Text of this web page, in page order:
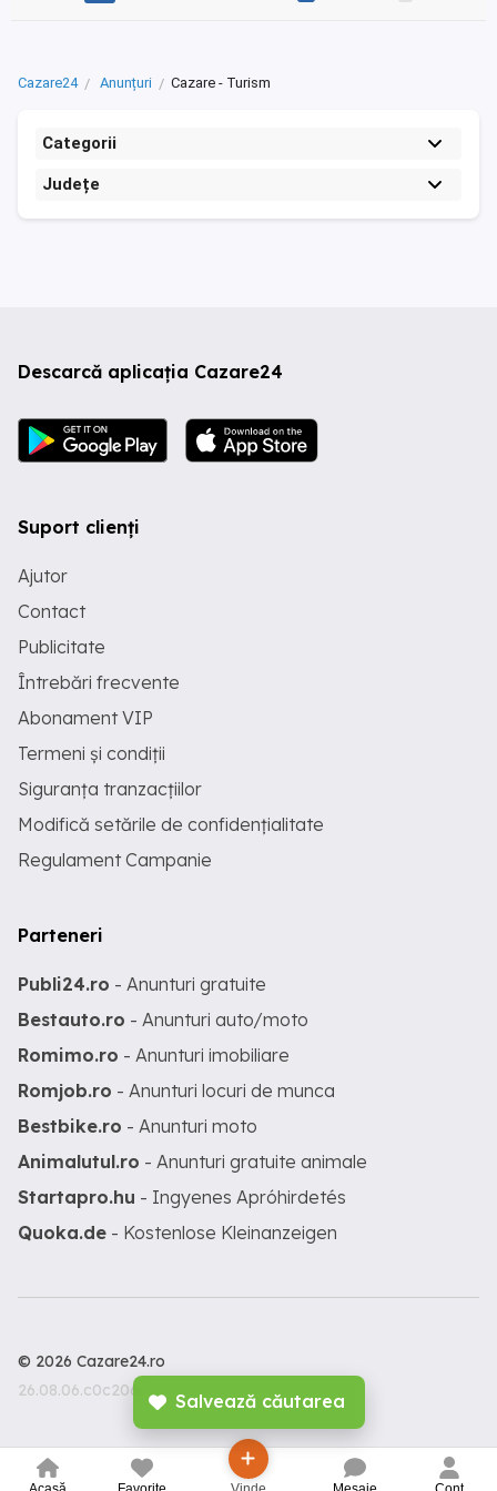
Salvează căutarea
Cazare24 Anunțuri Cazare - Turism
Categorii
Județe
Descarcă aplicația Cazare24
Suport clienți
Ajutor
Contact
Publicitate
Întrebări frecvente
Abonament VIP
Termeni și condiții
Siguranța tranzacțiilor
Modifică setările de confidențialitate
Regulament Campanie
Parteneri
Publi24.ro - Anunturi gratuite
Bestauto.ro - Anunturi auto/moto
Romimo.ro - Anunturi imobiliare
Romjob.ro - Anunturi locuri de munca
Bestbike.ro - Anunturi moto
Animalutul.ro - Anunturi gratuite animale
Startapro.hu - Ingyenes Apróhirdetés
Quoka.de - Kostenlose Kleinanzeigen
© 2026 Cazare24.ro
26.08.06.c0c206c